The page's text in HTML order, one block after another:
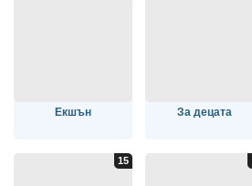
Екшън За децата